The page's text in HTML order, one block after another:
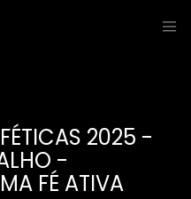
2025 -
-
FÉ ATIVA